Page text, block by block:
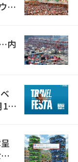
ル
内
11